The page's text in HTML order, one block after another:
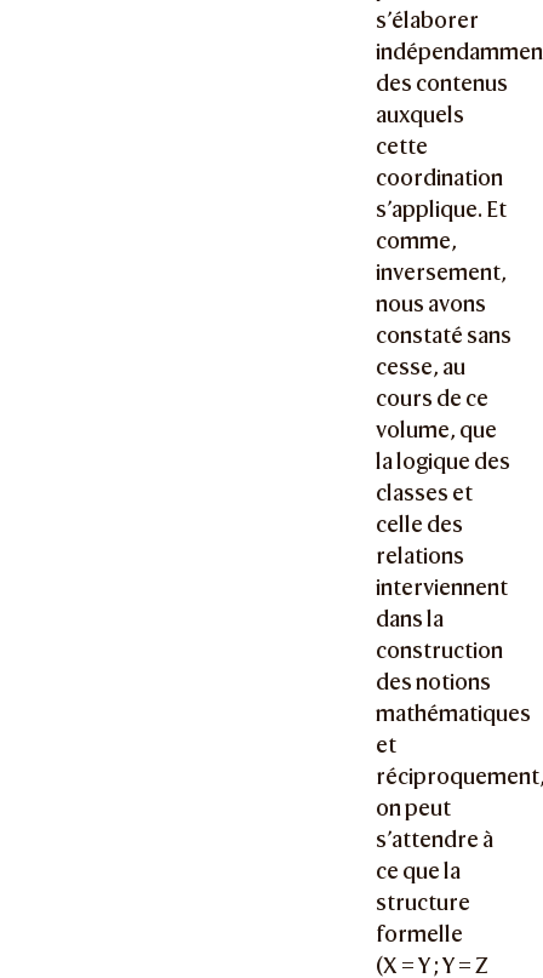
s’élaborer
des contenus
auxquels
cette
coordination
s’applique. Et
comme,
inversement,
nous avons
constaté sans
cesse, au
cours de ce
volume, que
la logique des
classes et
celle des
relations
interviennent
dans la
construction
des notions
mathématiques
et
on peut
s’attendre à
ce que la
structure
formelle
(X = Y ; Y = Z